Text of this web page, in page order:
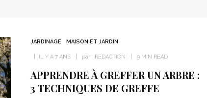
JARDINAGE MAISON ET JARDIN
IL Y A 7 ANS par : REDACTION 9 MIN READ
APPRENDRE À GREFFER UN ARBRE :
3 TECHNIQUES DE GREFFE